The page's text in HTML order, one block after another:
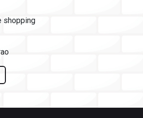
shopping